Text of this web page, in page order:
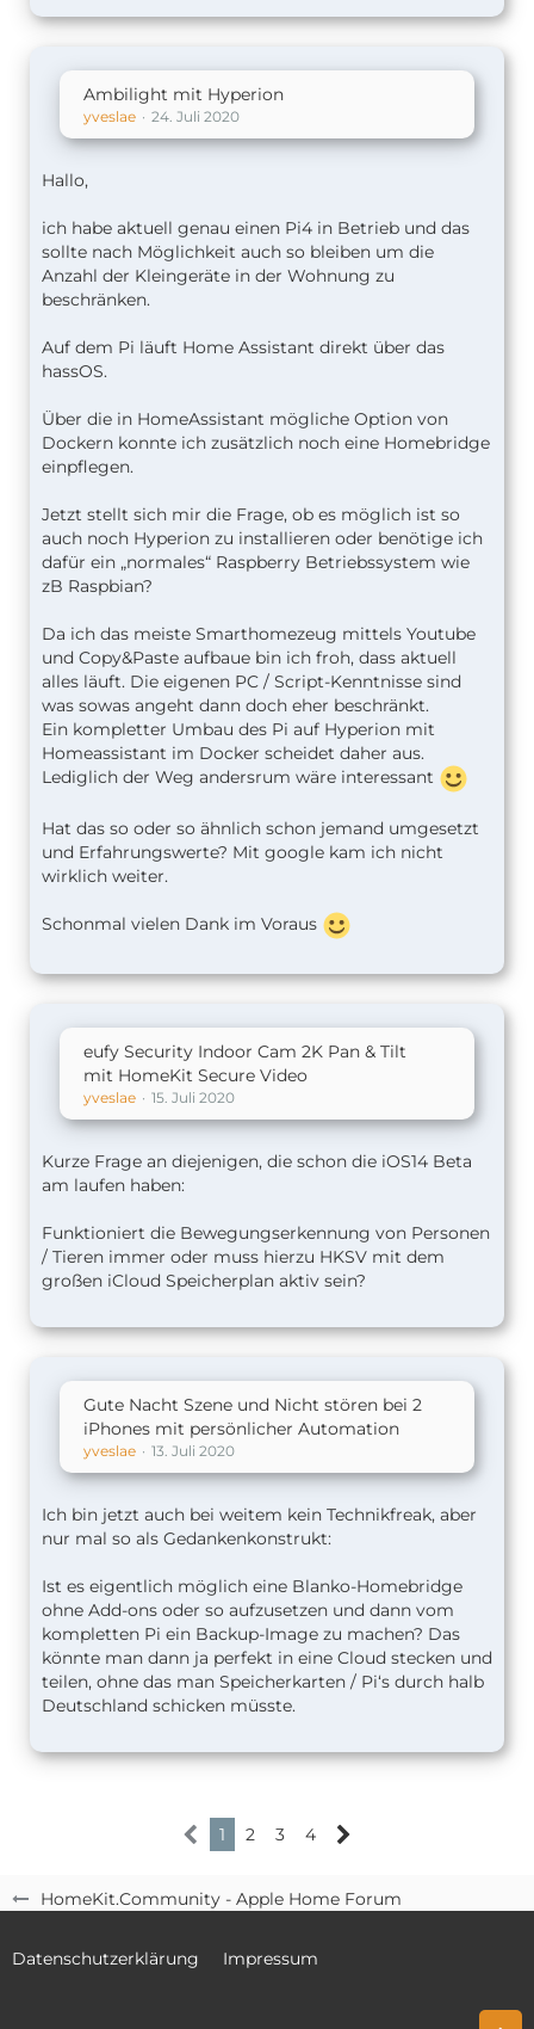
HomeKit.Community - Apple Home Forum
Ambilight mit Hyperion
yveslae 24. Juli 2020
Hallo,
ich habe aktuell genau einen Pi4 in Betrieb und das
sollte nach Möglichkeit auch so bleiben um die
Anzahl der Kleingeräte in der Wohnung zu
beschränken.
Auf dem Pi läuft Home Assistant direkt über das
hassOS.
Über die in HomeAssistant mögliche Option von
Dockern konnte ich zusätzlich noch eine Homebridge
einpflegen.
Jetzt stellt sich mir die Frage, ob es möglich ist so
auch noch Hyperion zu installieren oder benötige ich
dafür ein „normales“ Raspberry Betriebssystem wie
zB Raspbian?
Da ich das meiste Smarthomezeug mittels Youtube
und Copy&Paste aufbaue bin ich froh, dass aktuell
alles läuft. Die eigenen PC / Script-Kenntnisse sind
was sowas angeht dann doch eher beschränkt.
Ein kompletter Umbau des Pi auf Hyperion mit
Homeassistant im Docker scheidet daher aus.
Lediglich der Weg andersrum wäre interessant
Hat das so oder so ähnlich schon jemand umgesetzt
und Erfahrungswerte? Mit google kam ich nicht
wirklich weiter.
Schonmal vielen Dank im Voraus
eufy Security Indoor Cam 2K Pan & Tilt
mit HomeKit Secure Video
yveslae 15. Juli 2020
Kurze Frage an diejenigen, die schon die iOS14 Beta
am laufen haben:
Funktioniert die Bewegungserkennung von Personen
/ Tieren immer oder muss hierzu HKSV mit dem
großen iCloud Speicherplan aktiv sein?
Gute Nacht Szene und Nicht stören bei 2
iPhones mit persönlicher Automation
yveslae 13. Juli 2020
Ich bin jetzt auch bei weitem kein Technikfreak, aber
nur mal so als Gedankenkonstrukt:
Ist es eigentlich möglich eine Blanko-Homebridge
ohne Add-ons oder so aufzusetzen und dann vom
kompletten Pi ein Backup-Image zu machen? Das
könnte man dann ja perfekt in eine Cloud stecken und
teilen, ohne das man Speicherkarten / Pi‘s durch halb
Deutschland schicken müsste.
1 2 3 4
Datenschutzerklärung Impressum